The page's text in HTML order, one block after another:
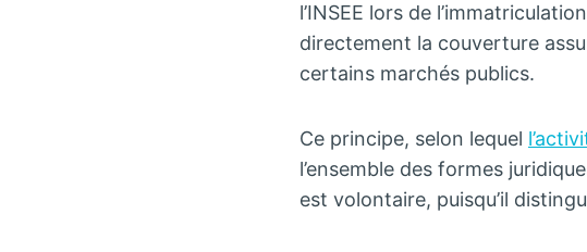
l’INSEE lors de
directement la couverture
certains marchés publics.
Ce principe, selon lequel
l’ensemble des formes
est volontaire, puisqu’il